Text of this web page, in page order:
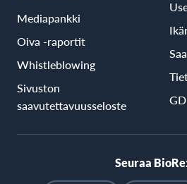
Mediapankki
Oiva -raportit
Whistleblowing
Sivuston
saavutettavuusseloste
Seuraa